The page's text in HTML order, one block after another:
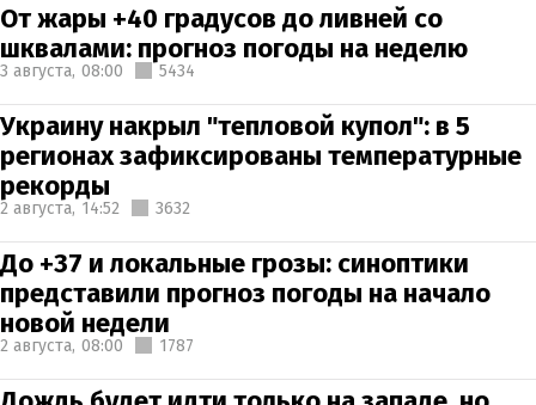
От жары +40 градусов до ливней со
шквалами: прогноз погоды на неделю
3 августа, 08:00 5434
Украину накрыл "тепловой купол": в 5
регионах зафиксированы температурные
рекорды
2 августа, 14:52 3632
До +37 и локальные грозы: синоптики
представили прогноз погоды на начало
новой недели
2 августа, 08:00 1787